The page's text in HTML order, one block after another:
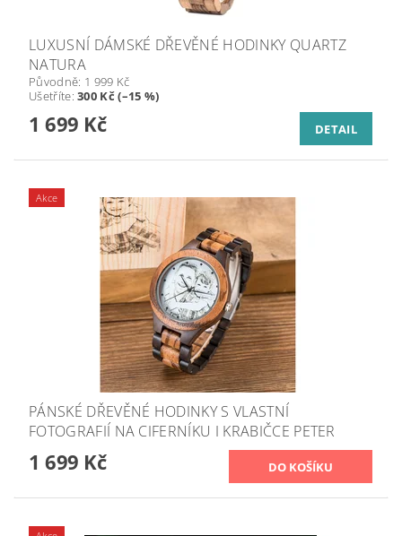
LUXUSNÍ DÁMSKÉ DŘEVĚNÉ HODINKY QUARTZ
NATURA
Původně: 1 999 Kč
Ušetříte:300 Kč (–15 %)
1 699 Kč DETAIL
Akce
PÁNSKÉ DŘEVĚNÉ HODINKY S VLASTNÍ
FOTOGRAFIÍ NA CIFERNÍKU I KRABIČCE PETER
1 699 Kč